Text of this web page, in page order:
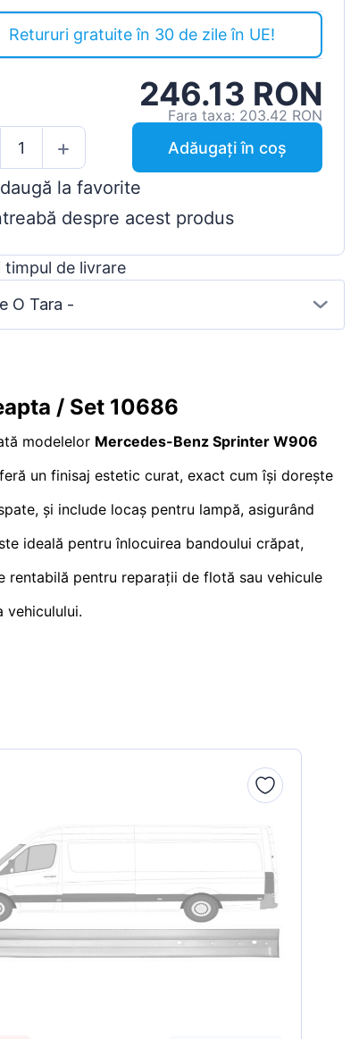
Retururi gratuite în 30 de zile în UE!
246.13 RON
Fara taxa: 203.42 RON
Adăugați în coș
la favorite
despre acest produs
timpul de livrare
O Tara -
/ Set 10686
modelelor Mercedes-Benz Sprinter W906
un finisaj estetic curat, exact cum își dorește
și include locaș pentru lampă, asigurând
ideală pentru înlocuirea bandoului crăpat,
rentabilă pentru reparații de flotă sau vehicule
vehiculului.